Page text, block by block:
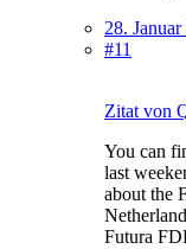
28. Januar
#11
Zitat von
You can
last
about the
Futura